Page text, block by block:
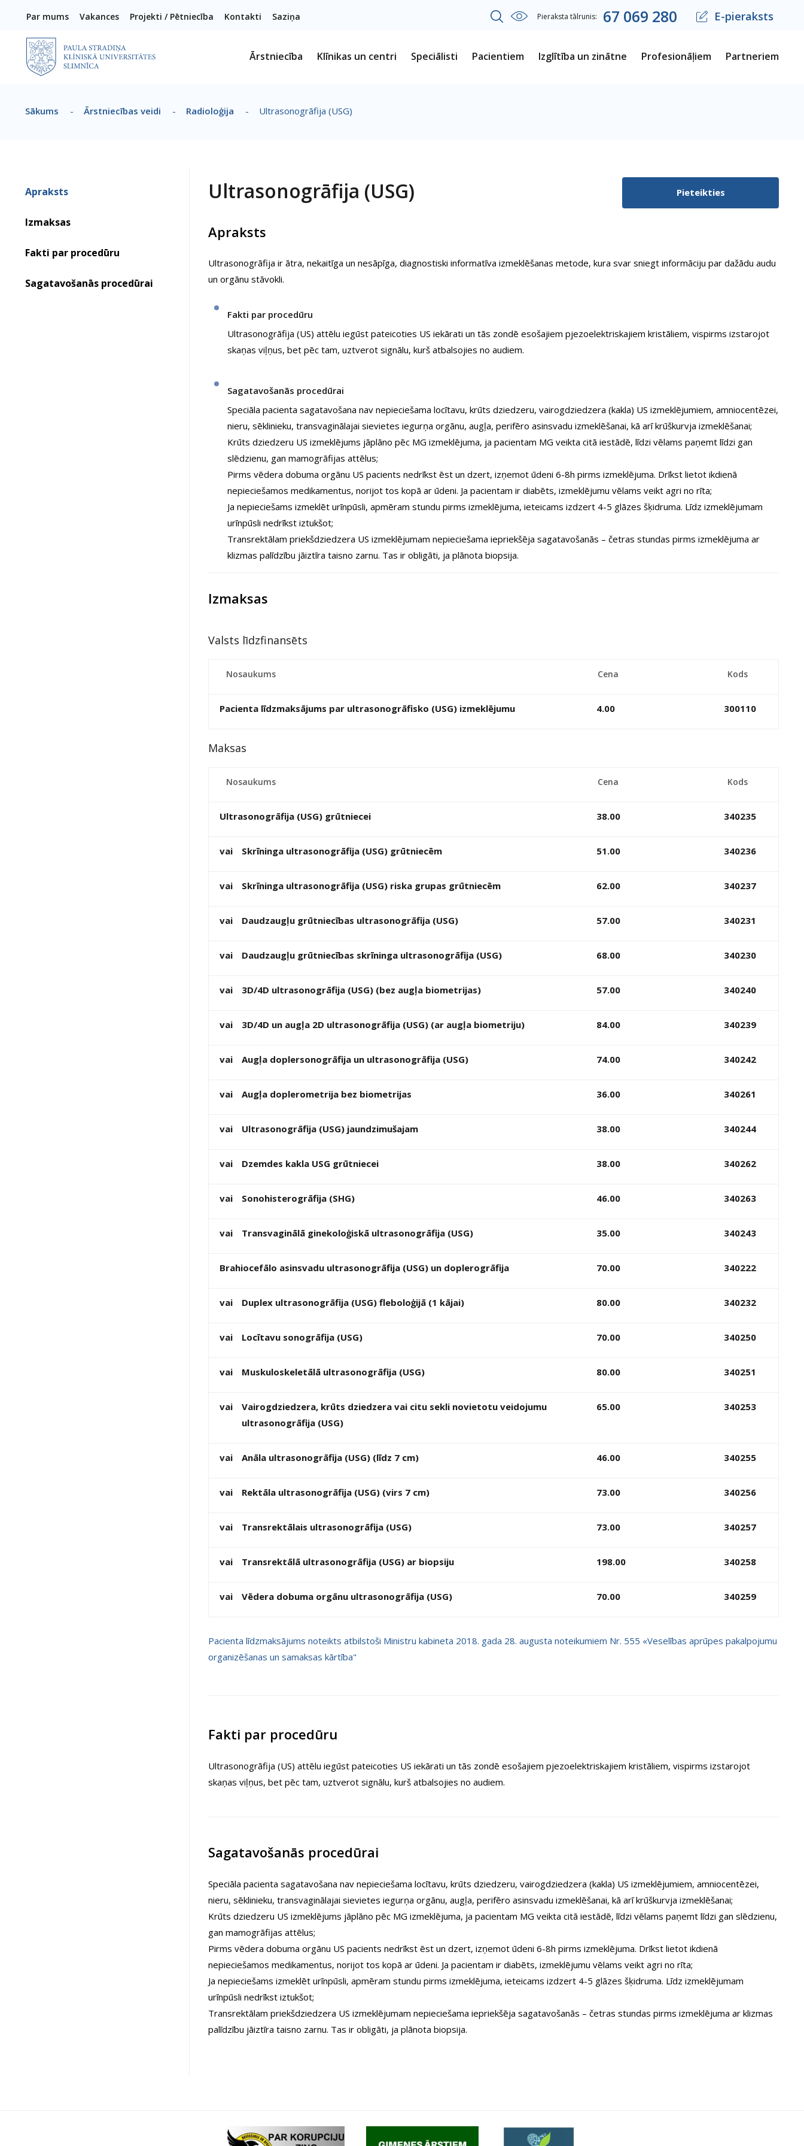
Par mums Vakances Projekti / Pētniecība Kontakti Saziņa Pieraksta tālrunis: 67 069 280 E-pieraksts
Ārstniecība Klīnikas un centri Speciālisti Pacientiem Izglītība un zinātne Profesionāļiem Partneriem
Sākums - Ārstniecības veidi - Radioloģija - Ultrasonogrāfija (USG)
Ultrasonogrāfija (USG)
Apraksts
Izmaksas
Fakti par procedūru
Sagatavošanās procedūrai
Pieteikties
Apraksts
Ultrasonogrāfija ir ātra, nekaitīga un nesāpīga, diagnostiski informatīva izmeklēšanas metode, kura svar sniegt informāciju par dažādu audu
un orgānu stāvokli.
Fakti par procedūru
Ultrasonogrāfija (US) attēlu iegūst pateicoties US iekārati un tās zondē esošajiem pjezoelektriskajiem kristāliem, vispirms izstarojot
skaņas viļņus, bet pēc tam, uztverot signālu, kurš atbalsojies no audiem.
Sagatavošanās procedūrai
Speciāla pacienta sagatavošana nav nepieciešama locītavu, krūts dziedzeru, vairogdziedzera (kakla) US izmeklējumiem, amniocentēzei,
nieru, sēklinieku, transvaginālajai sievietes iegurņa orgānu, augļa, perifēro asinsvadu izmeklēšanai, kā arī krūškurvja izmeklēšanai;
Krūts dziedzeru US izmeklējums jāplāno pēc MG izmeklējuma, ja pacientam MG veikta citā iestādē, līdzi vēlams paņemt līdzi gan
slēdzienu, gan mamogrāfijas attēlus;
Pirms vēdera dobuma orgānu US pacients nedrīkst ēst un dzert, izņemot ūdeni 6-8h pirms izmeklējuma. Drīkst lietot ikdienā
nepieciešamos medikamentus, norijot tos kopā ar ūdeni. Ja pacientam ir diabēts, izmeklējumu vēlams veikt agri no rīta;
Ja nepieciešams izmeklēt urīnpūsli, apmēram stundu pirms izmeklējuma, ieteicams izdzert 4-5 glāzes šķidruma. Līdz izmeklējumam
urīnpūsli nedrīkst iztukšot;
Transrektālam priekšdziedzera US izmeklējumam nepieciešama iepriekšēja sagatavošanās – četras stundas pirms izmeklējuma ar
klizmas palīdzību jāiztīra taisno zarnu. Tas ir obligāti, ja plānota biopsija.
Izmaksas
Valsts līdzfinansēts
Nosaukums Cena Kods
Pacienta līdzmaksājums par ultrasonogrāfisko (USG) izmeklējumu 4.00 300110
Maksas
Nosaukums Cena Kods
Ultrasonogrāfija (USG) grūtniecei 38.00 340235
vai Skrīninga ultrasonogrāfija (USG) grūtniecēm 51.00 340236
vai Skrīninga ultrasonogrāfija (USG) riska grupas grūtniecēm 62.00 340237
vai Daudzaugļu grūtniecības ultrasonogrāfija (USG) 57.00 340231
vai Daudzaugļu grūtniecības skrīninga ultrasonogrāfija (USG) 68.00 340230
vai 3D/4D ultrasonogrāfija (USG) (bez augļa biometrijas) 57.00 340240
vai 3D/4D un augļa 2D ultrasonogrāfija (USG) (ar augļa biometriju) 84.00 340239
vai Augļa doplersonogrāfija un ultrasonogrāfija (USG) 74.00 340242
vai Augļa doplerometrija bez biometrijas 36.00 340261
vai Ultrasonogrāfija (USG) jaundzimušajam 38.00 340244
vai Dzemdes kakla USG grūtniecei 38.00 340262
vai Sonohisterogrāfija (SHG) 46.00 340263
vai Transvaginālā ginekoloģiskā ultrasonogrāfija (USG) 35.00 340243
Brahiocefālo asinsvadu ultrasonogrāfija (USG) un doplerogrāfija 70.00 340222
vai Duplex ultrasonogrāfija (USG) fleboloģijā (1 kājai) 80.00 340232
vai Locītavu sonogrāfija (USG) 70.00 340250
vai Muskuloskeletālā ultrasonogrāfija (USG) 80.00 340251
vai
Vairogdziedzera, krūts dziedzera vai citu sekli novietotu veidojumu
ultrasonogrāfija (USG)
65.00 340253
vai Anāla ultrasonogrāfija (USG) (līdz 7 cm) 46.00 340255
vai Rektāla ultrasonogrāfija (USG) (virs 7 cm) 73.00 340256
vai Transrektālais ultrasonogrāfija (USG) 73.00 340257
vai Transrektālā ultrasonogrāfija (USG) ar biopsiju 198.00 340258
vai Vēdera dobuma orgānu ultrasonogrāfija (USG) 70.00 340259
Pacienta līdzmaksājums noteikts atbilstoši Ministru kabineta 2018. gada 28. augusta noteikumiem Nr. 555 «Veselības aprūpes pakalpojumu
organizēšanas un samaksas kārtība"
Fakti par procedūru
Ultrasonogrāfija (US) attēlu iegūst pateicoties US iekārati un tās zondē esošajiem pjezoelektriskajiem kristāliem, vispirms izstarojot
skaņas viļņus, bet pēc tam, uztverot signālu, kurš atbalsojies no audiem.
Sagatavošanās procedūrai
Speciāla pacienta sagatavošana nav nepieciešama locītavu, krūts dziedzeru, vairogdziedzera (kakla) US izmeklējumiem, amniocentēzei,
nieru, sēklinieku, transvaginālajai sievietes iegurņa orgānu, augļa, perifēro asinsvadu izmeklēšanai, kā arī krūškurvja izmeklēšanai;
Krūts dziedzeru US izmeklējums jāplāno pēc MG izmeklējuma, ja pacientam MG veikta citā iestādē, līdzi vēlams paņemt līdzi gan slēdzienu,
gan mamogrāfijas attēlus;
Pirms vēdera dobuma orgānu US pacients nedrīkst ēst un dzert, izņemot ūdeni 6-8h pirms izmeklējuma. Drīkst lietot ikdienā
nepieciešamos medikamentus, norijot tos kopā ar ūdeni. Ja pacientam ir diabēts, izmeklējumu vēlams veikt agri no rīta;
Ja nepieciešams izmeklēt urīnpūsli, apmēram stundu pirms izmeklējuma, ieteicams izdzert 4-5 glāzes šķidruma. Līdz izmeklējumam
urīnpūsli nedrīkst iztukšot;
Transrektālam priekšdziedzera US izmeklējumam nepieciešama iepriekšēja sagatavošanās – četras stundas pirms izmeklējuma ar klizmas
palīdzību jāiztīra taisno zarnu. Tas ir obligāti, ja plānota biopsija.